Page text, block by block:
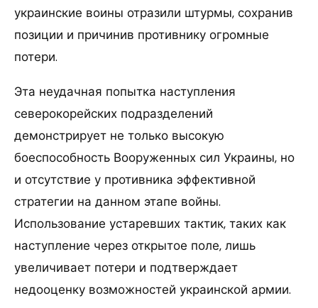
украинские воины отразили штурмы, сохранив
позиции и причинив противнику огромные
потери.
Эта неудачная попытка наступления
северокорейских подразделений
демонстрирует не только высокую
боеспособность Вооруженных сил Украины, но
и отсутствие у противника эффективной
стратегии на данном этапе войны.
Использование устаревших тактик, таких как
наступление через открытое поле, лишь
увеличивает потери и подтверждает
недооценку возможностей украинской армии.